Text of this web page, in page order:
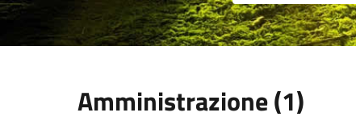
Amministrazione (1)